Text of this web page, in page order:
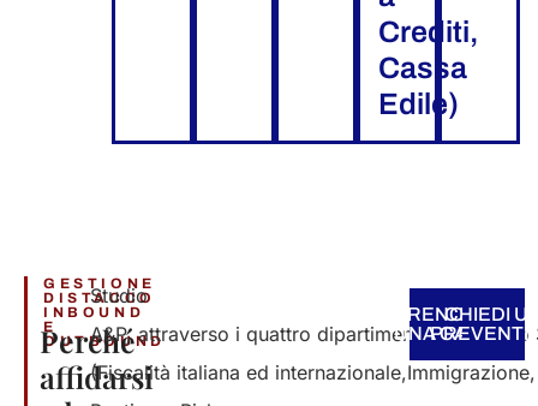
Crediti,
Cassa
Edile)​
GESTIONE
DISTACCO
INBOUND
E
OUTBOUND​
Perché
affidarsi
Studio
A&P,attraverso i quattro dipartimenti internidello
(Fiscalità italiana ed internazionale,Immigrazione,
PRENOTA
UNA CALL​
CHIEDI